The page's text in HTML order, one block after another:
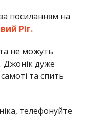
посиланням на
Ріг.
не можуть
Джонік дуже
та спить
телефонуйте